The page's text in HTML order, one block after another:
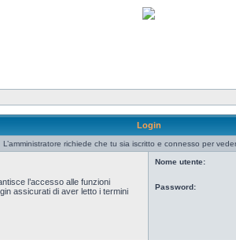
Login
L’amministratore richiede che tu sia iscritto e connesso per
l’accesso alle funzioni
assicurati di aver letto i termini
Nome utente:
Password: